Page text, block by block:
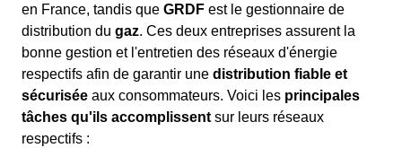
en France, tandis que GRDF est le gestionnaire de
distribution du gaz. Ces deux entreprises assurent la
bonne gestion et l'entretien des réseaux d'énergie
respectifs afin de garantir une distribution fiable et
sécurisée aux consommateurs. Voici les principales
tâches qu'ils accomplissent sur leurs réseaux
respectifs :